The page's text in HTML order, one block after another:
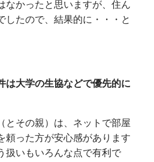
なかったと思いますが、住ん
したので、結果的に・・・と
は大学の生協などで優先的に
とその親）は、ネットで部屋
頼った方が安心感があります
扱いもいろんな点で有利で